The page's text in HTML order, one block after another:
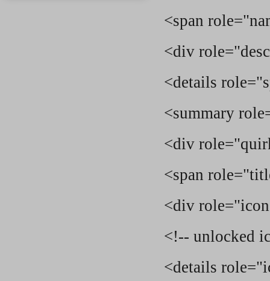
<span
<div
<details
<summary
<div
<span
<div
<!-- unlocked
<details